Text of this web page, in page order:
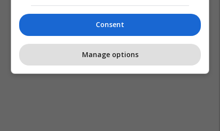
Consent
Manage options